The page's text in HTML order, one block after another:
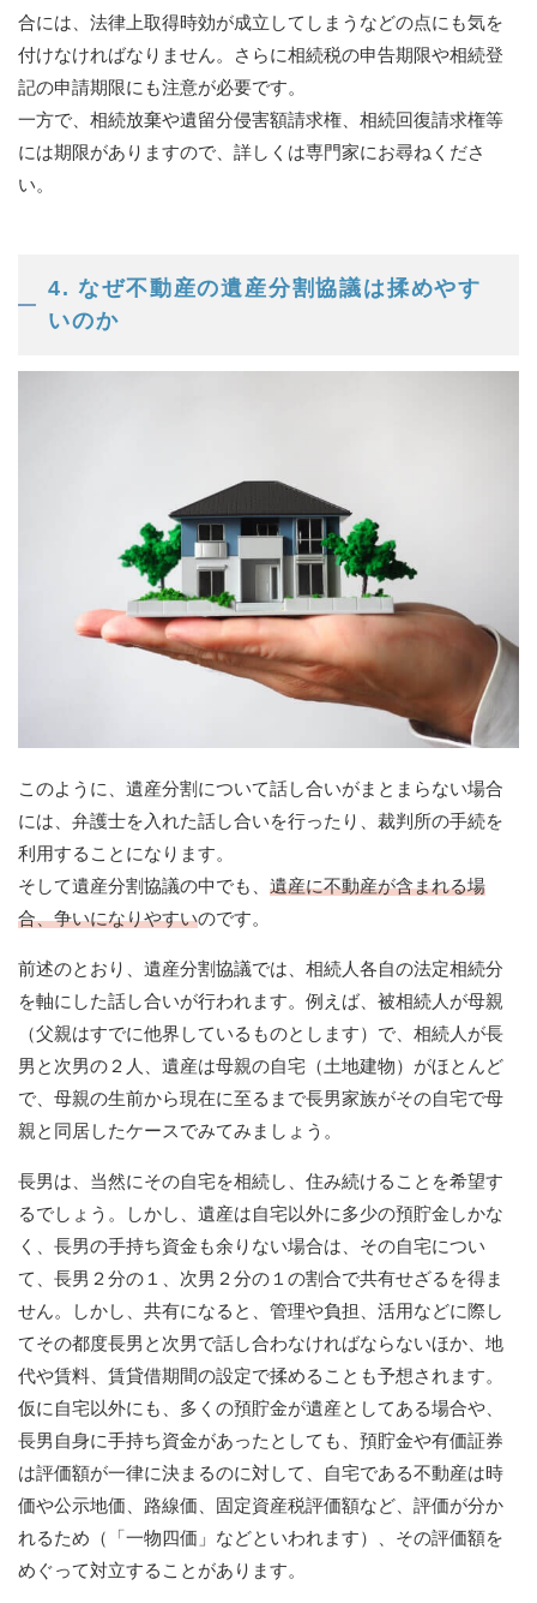
合には、法律上取得時効が成立してしまうなどの点にも気を
付けなければなりません。さらに相続税の申告期限や相続登
記の申請期限にも注意が必要です。
一方で、相続放棄や遺留分侵害額請求権、相続回復請求権等
には期限がありますので、詳しくは専門家にお尋ねくださ
い。
4. なぜ不動産の遺産分割協議は揉めやす
いのか
このように、遺産分割について話し合いがまとまらない場合
には、弁護士を入れた話し合いを行ったり、裁判所の手続を
利用することになります。
そして遺産分割協議の中でも、 遺産に不動産が含まれる場
合、争いになりやすいのです。
前述のとおり、遺産分割協議では、相続人各自の法定相続分
を軸にした話し合いが行われます。例えば、被相続人が母親
（父親はすでに他界しているものとします）で、相続人が長
男と次男の２人、遺産は母親の自宅（土地建物）がほとんど
で、母親の生前から現在に至るまで長男家族がその自宅で母
親と同居したケースでみてみましょう。
長男は、当然にその自宅を相続し、住み続けることを希望す
るでしょう。しかし、遺産は自宅以外に多少の預貯金しかな
く、長男の手持ち資金も余りない場合は、その自宅につい
て、長男２分の１、次男２分の１の割合で共有せざるを得ま
せん。しかし、共有になると、管理や負担、活用などに際し
てその都度長男と次男で話し合わなければならないほか、地
代や賃料、賃貸借期間の設定で揉めることも予想されます。
仮に自宅以外にも、多くの預貯金が遺産としてある場合や、
長男自身に手持ち資金があったとしても、預貯金や有価証券
は評価額が一律に決まるのに対して、自宅である不動産は時
価や公示地価、路線価、固定資産税評価額など、評価が分か
れるため（「一物四価」などといわれます）、その評価額を
めぐって対立することがあります。